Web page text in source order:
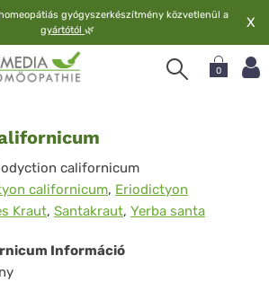
gyógyszerkészítmény közvetlenül a
gyártótól 🌿 X
0
californicum
californicum, Eriodictyon
Kraut, Santakraut, Yerba santa
Információ